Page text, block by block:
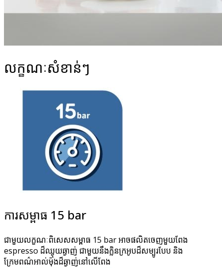
លក្ខណៈសំខាន់ៗ
ការសម្ពាធ 15 bar
ជាមួយលក្ខណៈពិសេសសម្ពាធ 15 bar អាចផលិតចេញមួយពែង
espresso ដ៏ឈ្ងុយឆ្ងាញ់ ជាមួយនឹងក្លិនក្រអូបដ៏សម្បូរបែប និង
ក្រែមពណ៌អាល់ម៉ុងដ៏ឆ្ងាញ់នៅលើពែង